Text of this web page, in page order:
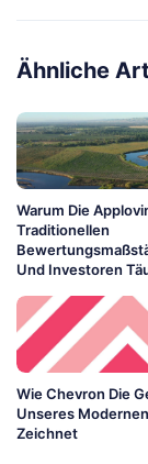
Ähnliche
Warum Die
Traditionellen
Und Investoren
Wie Chevron Die
Unseres
Zeichnet